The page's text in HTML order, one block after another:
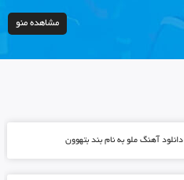
مشاهده منو
دانلود آهنگ ملو به نام بند بتهوون